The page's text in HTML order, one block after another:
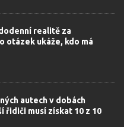
realitě za
otázek ukáže, kdo má
autech v dobách
řidiči musí získat 10 z 10